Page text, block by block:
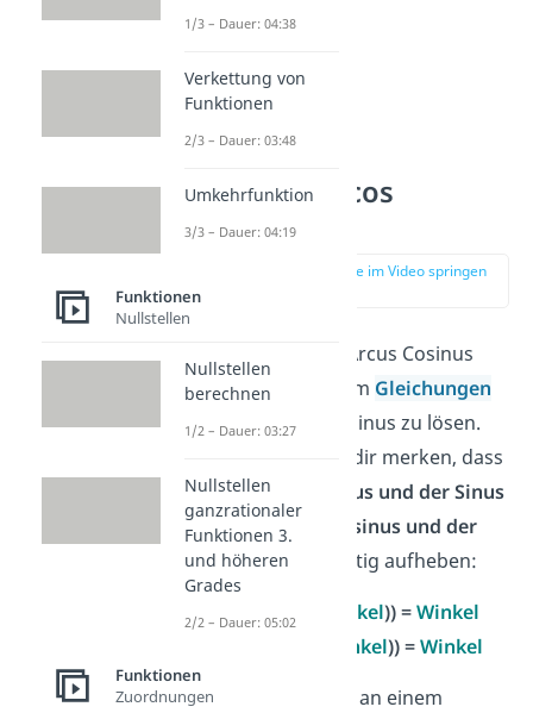
arcsin / arccos
Beispiel
zur Stelle im Video springen
Arcus Sinus und Arcus Cosinus
verwendest du, um Gleichungen
mit Sinus und Cosinus zu lösen.
Dafür solltest du dir merken, dass
sich der Arcussinus und der Sinus
bzw. der Arcuscosinus und der
Cosinusgegenseitig aufheben:
arcsin (sin Winkel)) =Winkel
Winkel)) =Winkel
Wende das gleich an einem
1/3 – Dauer: 04:38
Verkettung von
Funktionen
2/3 – Dauer: 03:48
Umkehrfunktion
3/3 – Dauer: 04:19
Funktionen
Nullstellen
Nullstellen
berechnen
1/2 – Dauer: 03:27
Nullstellen
ganzrationaler
Funktionen 3.
und höheren
Grades
2/2 – Dauer: 05:02
Funktionen
Zuordnungen